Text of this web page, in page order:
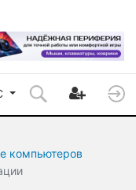
компьютеров